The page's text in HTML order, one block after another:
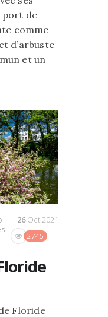
port de
comme
d’arbuste
et un
2745
26Oct 2021
Floride